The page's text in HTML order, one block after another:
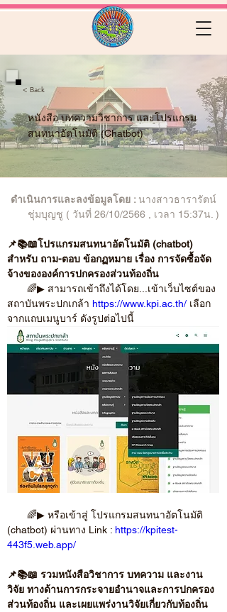
< Back
หนังสือ บทความวิชาการ และโปรแกรม
สนทนาอัตโนมัติ (Chatbot)
ดำเนินการและลงข้อมูลโดย : นางสาวธารารัตน์
ชุ่มบุญชู ( วันที่ 26/10/2566 , เวลา 15:37น. )
📌📚📖โปรแกรมสนทนาอัตโนมัติ (chatbot)
สำหรับ ถาม-ตอบ ข้อกฏหมาย เรื่อง การจัดซื้อจัด
จ้างขององค์การปกครองส่วนท้องถิ่น
สถาบันพระปกเกล้า https://www.kpi.ac.th/ เลือก
จากแถบเมนูบาร์ ดังรูปต่อไปนี้
🌈▶ หรือเข้าสู่ โปรแกรมสนทนาอัตโนมัติ
(chatbot) ผ่านทาง Link : https://kpitest-
443f5.web.app/
📌📚📖 รวมหนังสือวิชาการ บทความ และงาน
วิจัย ทางด้านการกระจายอำนาจและการปกครอง
ส่วนท้องถิ่น และเผยแพร่งานวิจัยเกี่ยวกับท้องถิ่น